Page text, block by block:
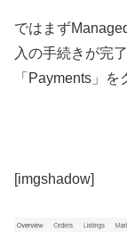
ではまず
入の手続きが完
「Payments」を
[imgshadow]